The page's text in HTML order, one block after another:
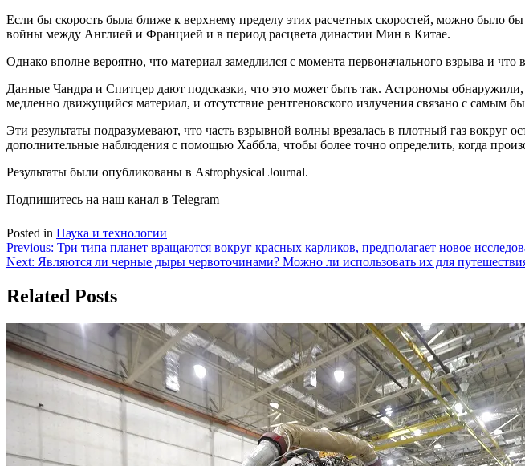
Если бы скорость была ближе к верхнему пределу этих расчетных скоростей, можно было
войны между Англией и Францией и в период расцвета династии Мин в Китае.
Однако вполне вероятно, что материал замедлился с момента первоначального взрыва и что
Данные Чандра и Спитцер дают подсказки, что это может быть так. Астрономы обнаружили,
медленно движущийся материал, и отсутствие рентгеновского излучения связано с самым
Эти результаты подразумевают, что часть взрывной волны врезалась в плотный газ
дополнительные наблюдения с помощью Хаббла, чтобы более точно определить, когда
Результаты были опубликованы в Astrophysical Journal.
Подпишитесь на наш канал в Telegram
Posted in Наука и технологии
Навигация
по
записям
Previous: Три типа планет вращаются вокруг красных карликов, предполагает новое
Next: Являются ли черные дыры червоточинами? Можно ли использовать их для
Related Posts